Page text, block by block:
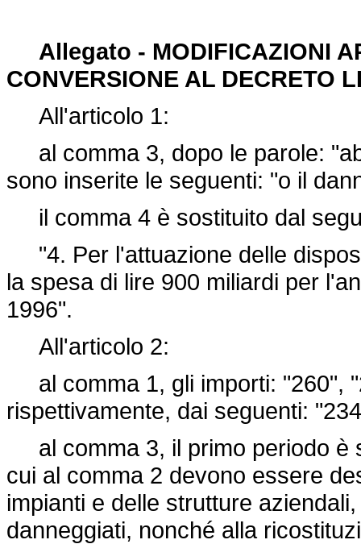
Allegato - MODIFICAZIONI
CONVERSIONE AL DECRETO
All'articolo 1:
al comma 3, dopo le parole:
sono inserite le seguenti: "o il
il comma 4 è sostituito dal
"4. Per l'attuazione delle
la spesa di lire 900 miliardi per
1996".
All'articolo 2:
al comma 1, gli importi: "260",
rispettivamente, dai seguenti:
al comma 3, il primo periodo è
cui al comma 2 devono essere
impianti e delle strutture
danneggiati, nonché alla